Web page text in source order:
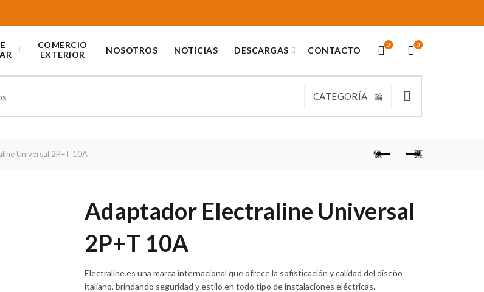
COMERCIO
EXTERIOR
NOSOTROS NOTICIAS DESCARGAS CONTACTO
0 0
CATEGORÍA
Universal 2P+T 10A
Adaptador Electraline Universal
2P+T 10A
Electraline es una marca internacional que ofrece la sofisticación y calidad del diseño
italiano, brindando seguridad y estilo en todo tipo de instalaciones eléctricas.